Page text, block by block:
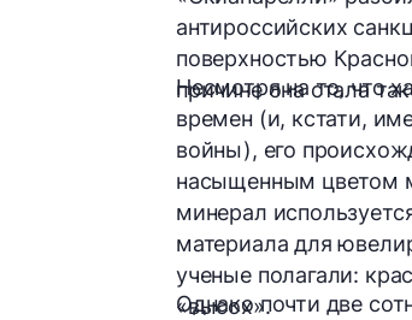
антироссийских
поверхностью
причине она стала
Несмотря на то, что
времен (и, кстати,
войны), его
насыщенным цветом
минерал
материала для
ученые полагали:
«высох».
Однако почти две